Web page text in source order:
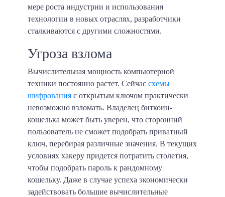
мере роста индустрии и использования
технологии в новых отраслях, разработчики
сталкиваются с другими сложностями.
Угроза взлома
Вычислительная мощность компьютерной
техники постоянно растет. Сейчас схемы
шифрования с открытым ключом практически
невозможно взломать. Владелец биткоин-
кошелька может быть уверен, что сторонний
пользователь не сможет подобрать приватный
ключ, перебирая различные значения. В текущих
условиях хакеру придется потратить столетия,
чтобы подобрать пароль к рандомному
кошельку. Даже в случае успеха экономически
задействовать большие вычислительные